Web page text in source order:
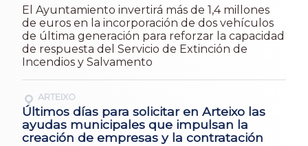
El Ayuntamiento invertirá más de 1,4 millones
de euros en la incorporación de dos vehículos
de última generación para reforzar la capacidad
de respuesta del Servicio de Extinción de
Incendios y Salvamento
ARTEIXO
Últimos días para solicitar en Arteixo las
ayudas municipales que impulsan la
creación de empresas y la contratación